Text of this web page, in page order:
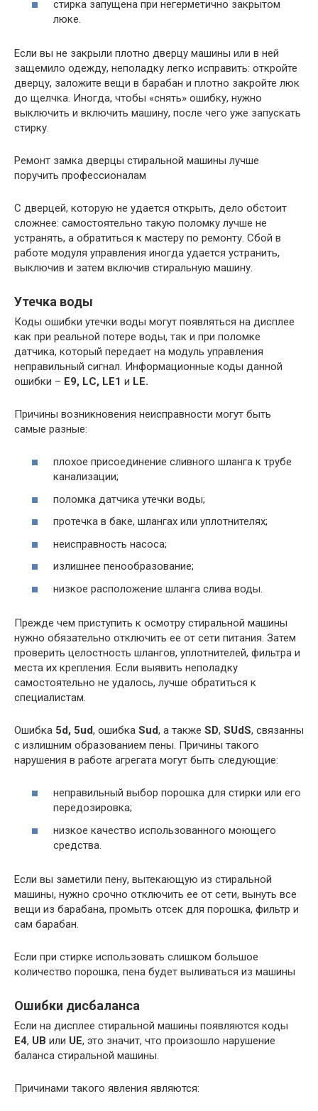
стирка запущена при негерметично закрытом
люке.
Если вы не закрыли плотно дверцу машины или в ней
защемило одежду, неполадку легко исправить: откройте
дверцу, заложите вещи в барабан и плотно закройте люк
до щелчка. Иногда, чтобы «снять» ошибку, нужно
выключить и включить машину, после чего уже запускать
стирку.
Ремонт замка дверцы стиральной машины лучше
поручить профессионалам
С дверцей, которую не удается открыть, дело обстоит
сложнее: самостоятельно такую поломку лучше не
устранять, а обратиться к мастеру по ремонту. Сбой в
работе модуля управления иногда удается устранить,
выключив и затем включив стиральную машину.
Утечка воды
Коды ошибки утечки воды могут появляться на дисплее
как при реальной потере воды, так и при поломке
датчика, который передает на модуль управления
неправильный сигнал. Информационные коды данной
ошибки – E9, LC, LE1 и LE.
Причины возникновения неисправности могут быть
самые разные:
плохое присоединение сливного шланга к трубе
канализации;
поломка датчика утечки воды;
протечка в баке, шлангах или уплотнителях;
неисправность насоса;
излишнее пенообразование;
низкое расположение шланга слива воды.
Прежде чем приступить к осмотру стиральной машины
нужно обязательно отключить ее от сети питания. Затем
проверить целостность шлангов, уплотнителей, фильтра и
места их крепления. Если выявить неполадку
самостоятельно не удалось, лучше обратиться к
специалистам.
Ошибка 5d, 5ud, ошибка Sud, а также SD, SUdS, связанны
с излишним образованием пены. Причины такого
нарушения в работе агрегата могут быть следующие:
неправильный выбор порошка для стирки или его
передозировка;
низкое качество использованного моющего
средства.
Если вы заметили пену, вытекающую из стиральной
машины, нужно срочно отключить ее от сети, вынуть все
вещи из барабана, промыть отсек для порошка, фильтр и
сам барабан.
Если при стирке использовать слишком большое
количество порошка, пена будет выливаться из машины
Ошибки дисбаланса
Если на дисплее стиральной машины появляются коды
E4, UB или UE, это значит, что произошло нарушение
баланса стиральной машины.
Причинами такого явления являются: